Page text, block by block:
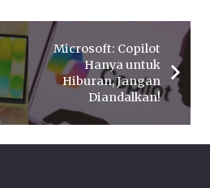
Microsoft: Copilot
Hanya untuk
Hiburan, Jangan
Diandalkan!